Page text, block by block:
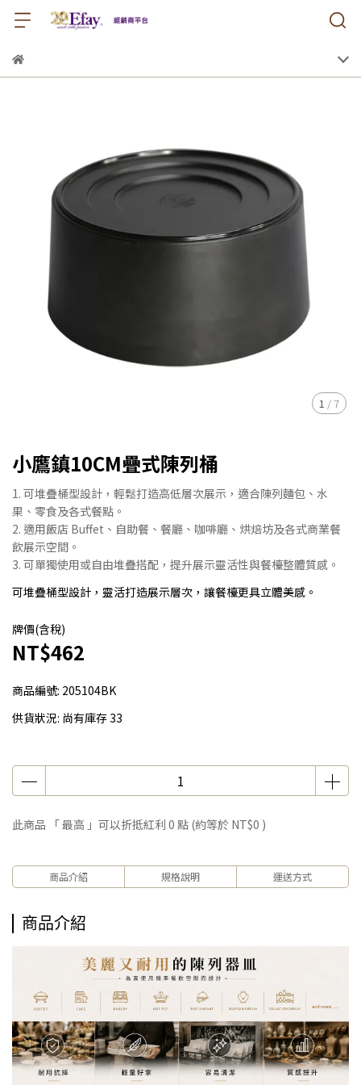
1 / 7
小鷹鎮10CM疊式陳列桶
1. 可堆疊桶型設計，輕鬆打造高低層次展示，適合陳列麵包、水
果、零食及各式餐點。
2. 適用飯店 Buffet、自助餐、餐廳、咖啡廳、烘焙坊及各式商業餐
飲展示空間。
3. 可單獨使用或自由堆疊搭配，提升展示靈活性與餐檯整體質感。
可堆疊桶型設計，靈活打造展示層次，讓餐檯更具立體美感。
牌價(含稅)
NT$462
商品編號: 205104BK
供貨狀況: 尚有庫存 33
此商品 「 最高 」可以折抵紅利 0 點 (約等於 NT$0 )
商品介紹 規格說明 運送方式
商品介紹